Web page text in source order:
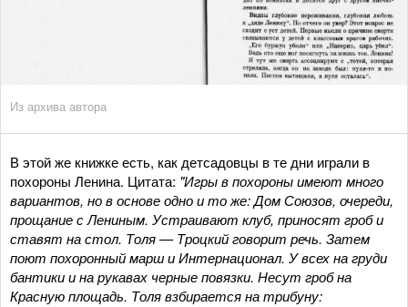
Из архива автора
В этой же книжке есть, как детсадовцы в те дни играли в
похороны Ленина. Цитата: "Игры в похороны имеют много
вариантов, но в основе одно и то же: Дом Союзов, очереди,
прощание с Лениным. Устраивают клуб, приносят гроб и
ставят на стол. Толя — Троцкий говорит речь. Затем
поют похоронный марш и Интернационал. У всех на груди
бантики и на рукавах черные повязки. Несут гроб на
Красную площадь. Толя взбирается на трибуну: